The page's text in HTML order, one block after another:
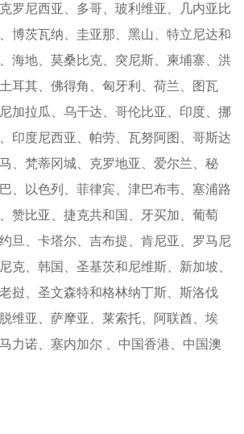
罗尼西亚、多哥、玻利维亚、几内亚比
博茨瓦纳、圭亚那、黑山、特立尼达和
海地、莫桑比克、突尼斯、柬埔寨、洪
耳其、佛得角、匈牙利、荷兰、图瓦
加拉瓜、乌干达、哥伦比亚、印度、挪
印度尼西亚、帕劳、瓦努阿图、哥斯达
、梵蒂冈城、克罗地亚、爱尔兰、秘
、以色列、菲律宾、津巴布韦、塞浦路
赞比亚、捷克共和国、牙买加、葡萄
旦、卡塔尔、吉布提、肯尼亚、罗马尼
克、韩国、圣基茨和尼维斯、新加坡、
挝、圣文森特和格林纳丁斯、斯洛伐
维亚、萨摩亚、莱索托、阿联酋、埃
力诺、塞内加尔 、中国香港、 中国澳